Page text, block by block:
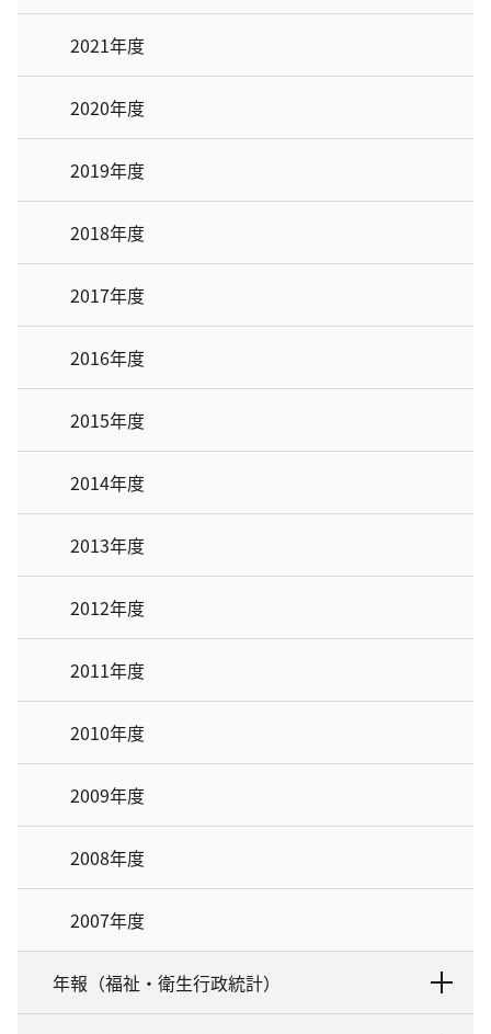
2021年度
2020年度
2019年度
2018年度
2017年度
2016年度
2015年度
2014年度
2013年度
2012年度
2011年度
2010年度
2009年度
2008年度
2007年度
年報（福祉・衛生行政統計）